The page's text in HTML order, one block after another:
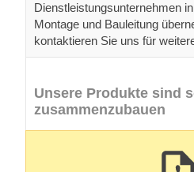
Dienstleistungsunternehmen
Montage und Bauleitung
kontaktieren Sie uns für
Unsere Produkte sind
zusammenzubauen